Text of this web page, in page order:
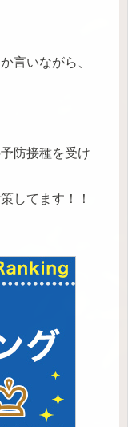
言いながら、
防接種を受け
してます！！